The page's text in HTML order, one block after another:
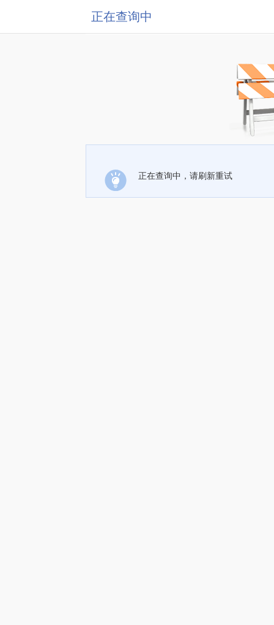
正在查询中
正在查询中，请刷新重试